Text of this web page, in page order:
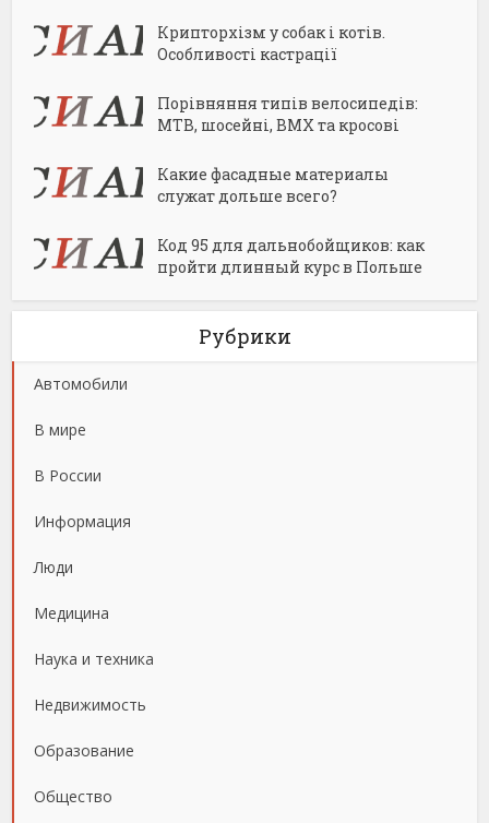
Крипторхізм у собак і котів.
Особливості кастрації
Порівняння типів велосипедів:
MTB, шосейні, BMX та кросові
Какие фасадные материалы
служат дольше всего?
Код 95 для дальнобойщиков: как
пройти длинный курс в Польше
Рубрики
Автомобили
В мире
В России
Информация
Люди
Медицина
Наука и техника
Недвижимость
Образование
Общество